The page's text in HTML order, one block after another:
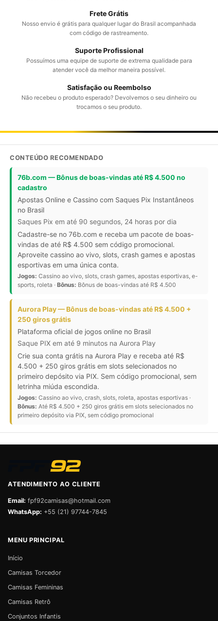
Frete Grátis
Nosso envio é grátis para qualquer lugar do Brasil acompanhada
com código de rastreamento.
Suporte Profissional
Possuímos uma equipe de suporte de extrema qualidade para
atender você da melhor maneira possível.
Satisfação ou Reembolso
Não recebeu o produto esperado? Devolvemos o seu dinheiro ou
trocamos o seu produto.
CONTEÚDO RECOMENDADO
76b.com — Bônus de boas-vindas até R$ 4.500 no
cadastro
Apostas Online e Cassino com Saques Pix Instantâneos
no Brasil
Saques Pix em até 90 segundos, 24 horas por dia
Cadastre-se no 76b.com e receba um pacote de boas-
vindas de até R$ 4.500 sem código promocional.
Aproveite cassino ao vivo, slots, crash games e apostas
esportivas em uma única conta.
Jogos: Cassino ao vivo, slots, crash games, apostas esportivas, e-
sports, roleta · Bônus: Bônus de boas-vindas até R$ 4.500
Aurora Play — Bônus de boas-vindas até R$ 4.500 +
250 giros grátis
Plataforma oficial de jogos online no Brasil
Saque PIX em até 9 minutos na Aurora Play
Crie sua conta grátis na Aurora Play e receba até R$
4.500 + 250 giros grátis em slots selecionados no
primeiro depósito via PIX. Sem código promocional, sem
letrinha miúda escondida.
Jogos: Cassino ao vivo, crash, slots, roleta, apostas esportivas ·
Bônus: Até R$ 4.500 + 250 giros grátis em slots selecionados no
primeiro depósito via PIX, sem código promocional
ATENDIMENTO AO CLIENTE
Email: fpf92camisas@hotmail.com
WhatsApp: +55 (21) 97744-7845
MENU PRINCIPAL
Início
Camisas Torcedor
Camisas Femininas
Camisas Retrô
Conjuntos Infantis